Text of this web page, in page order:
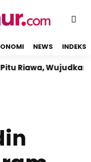
NEWS INDEKS
Wujudkan